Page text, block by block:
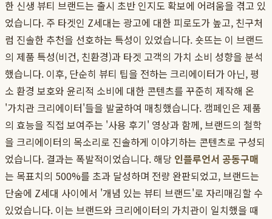
한 신생 뷰티 브랜드는 출시 초반 인지도 확보에 어려움을 겪고 있
었습니다. 주 타겟인 Z세대는 광고에 대한 피로도가 높고, 친구처
럼 진솔한 추천을 선호하는 특성이 있었습니다. 숏뜨는 이 브랜드
의 제품 특성(비건, 친환경)과 타겟 고객의 가치 소비 성향을 분석
했습니다. 이후, 단순히 뷰티 팁을 전하는 크리에이터가 아닌, 평
소 환경 보호와 윤리적 소비에 대한 콘텐츠를 꾸준히 제작해 온
'가치관 크리에이터'들을 발굴하여 매칭했습니다. 캠페인은 제품
의 효능을 직접 보여주는 '사용 후기' 영상과 함께, 브랜드의 철학
을 크리에이터의 목소리로 진솔하게 이야기하는 콘텐츠로 구성되
었습니다. 결과는 폭발적이었습니다. 해당 인플루언서 공동구매
는 목표치의 500%를 초과 달성하며 전량 완판되었고, 브랜드는
단숨에 Z세대 사이에서 '개념 있는 뷰티 브랜드'로 자리매김할 수
있었습니다. 이는 브랜드와 크리에이터의 가치관이 일치했을 때